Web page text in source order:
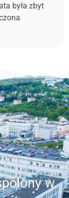
była zbyt
w